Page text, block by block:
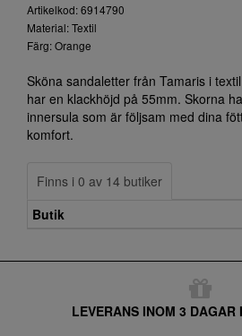
Artikelkod: 6914790
Material: Textil
Färg: Orange
Sköna sandaletter från Tamaris i
har en klackhöjd på 55mm. Skorna
innersula som är följsam med dina
komfort.
Finns i 0 av 14 butiker
Butik
LEVERANS INOM 3 DAGAR